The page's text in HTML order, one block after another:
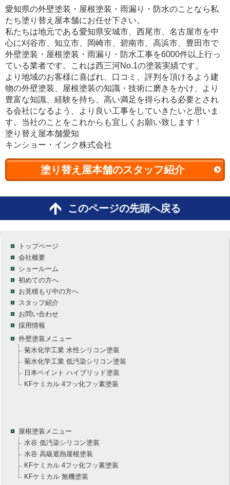
愛知県の外壁塗装・屋根塗装・雨漏り・防水のことなら私
たち塗り替え屋本舗にお任せ下さい。
私たちは地元である愛知県安城市、西尾市、名古屋市を中
心に刈谷市、知立市、岡崎市、碧南市、高浜市、豊田市で
外壁塗装・屋根塗装・雨漏り・防水工事を6000件以上行っ
ている業者です。これは西三河No.1の塗装実績です。
より地域のお客様に喜ばれ、口コミ、評判を頂けるよう建
物の外壁塗装、屋根塗装の知識・技術に磨きをかけ、より
豊富な知識、経験を持ち、高い満足を得られる必要とされ
る会社になるよう、より良い工事をしていきたいと思いま
す。当社のことをこれからも宜しくお願い致します！
塗り替え屋本舗愛知
キンショー・インク株式会社
塗り替え屋本舗のスタッフ紹介
このページの先頭へ戻る
トップページ
会社概要
ショールーム
初めての方へ
お見積もり中の方へ
スタッフ紹介
お問い合わせ
採用情報
外壁塗装メニュー
菊水化学工業 水性シリコン塗装
菊水化学工業 低汚染シリコン塗装
日本ペイント ハイブリッド塗装
KFケミカル 4フッ化フッ素塗装
屋根塗装メニュー
水谷 低汚染シリコン塗装
水谷 高級遮熱屋根塗装
KFケミカル 4フッ化フッ素塗装
KFケミカル 無機塗装